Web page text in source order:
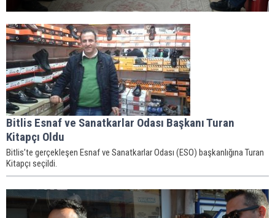
Bitlis Esnaf ve Sanatkarlar Odası Başkanı Turan
Kitapçı Oldu
Bitlis’te gerçekleşen Esnaf ve Sanatkarlar Odası (ESO) başkanlığına Turan
Kitapçı seçildi.